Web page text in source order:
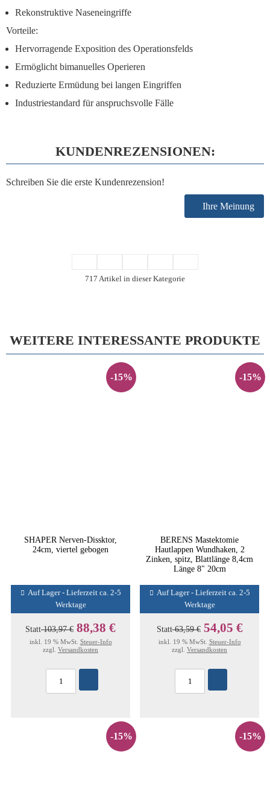
Rekonstruktive Naseneingriffe
Vorteile:
Hervorragende Exposition des Operationsfelds
Ermöglicht bimanuelles Operieren
Reduzierte Ermüdung bei langen Eingriffen
Industriestandard für anspruchsvolle Fälle
KUNDENREZENSIONEN:
Schreiben Sie die erste Kundenrezension!
Ihre Meinung
717 Artikel in dieser Kategorie
WEITERE INTERESSANTE PRODUKTE
-15%
SHAPER Nerven-Dissktor,
24cm, viertel gebogen
Auf Lager - Lieferzeit ca. 2-5
Werktage
Statt103,97 € 88,38 €
inkl. 19 % MwSt. Steuer-Info
zzgl. Versandkosten
-15%
BERENS Mastektomie
Hautlappen Wundhaken, 2
Zinken, spitz, Blattlänge 8,4cm
Länge 8" 20cm
Auf Lager - Lieferzeit ca. 2-5
Werktage
Statt63,59 € 54,05 €
inkl. 19 % MwSt. Steuer-Info
zzgl. Versandkosten
-15% -15%